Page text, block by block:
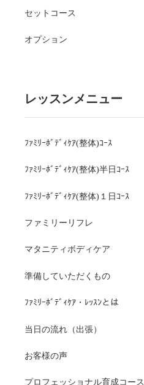
セットコース
オプション
レッスンメニュー
ﾌｧﾐﾘｰﾎﾞﾃﾞｨｹｱ(整体)ｺｰｽ
ﾌｧﾐﾘｰﾎﾞﾃﾞｨｹｱ(整体)半日ｺｰｽ
ﾌｧﾐﾘｰﾎﾞﾃﾞｨｹｱ(整体)１日ｺｰｽ
ファミリーリフレ
マタニティボディケア
準備していただくもの
ﾌｧﾐﾘｰﾎﾞﾃﾞｨｹｱ・ﾚｯｽﾝとは
当日の流れ（出張）
お客様の声
プロフェッショナル育成コース